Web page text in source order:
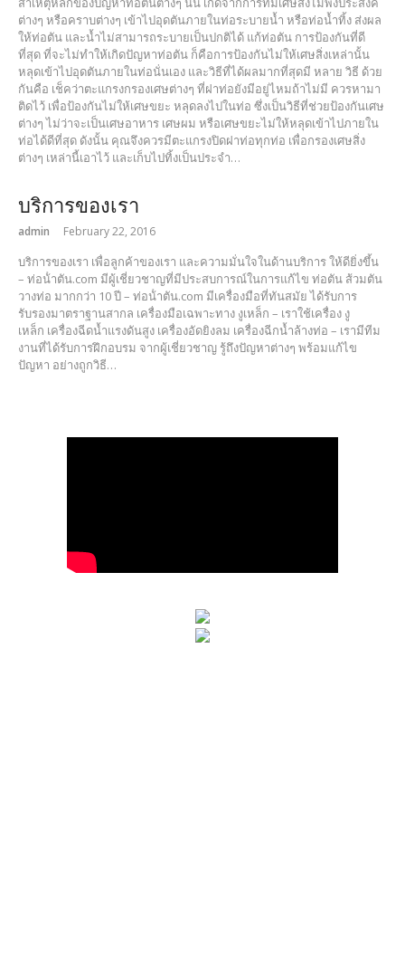
ต่างๆ หรือคราบต่างๆ เข้าไปอุดตันภายในท่อระบายน้ำ หรือท่อน้ำทิ้ง ส่งผล
ให้ท่อตัน และน้ำไม่สามารถระบายเป็นปกติได้ แก้ท่อตัน การป้องกันที่ดี
ที่สุด ที่จะไม่ทำให้เกิดปัญหาท่อตัน ก็คือการป้องกันไม่ให้เศษสิ่งเหล่านั้น
หลุดเข้าไปอุดตันภายในท่อนั่นเอง และวิธีที่ได้ผลมากที่สุดมี หลาย วิธี ด้วย
กันคือ เช็คว่าตะแกรงกรองเศษต่างๆ ที่ฝาท่อยังมีอยู่ไหมถ้าไม่มี ควรหามา
ติดไว้ เพื่อป้องกันไม่ให้เศษขยะ หลุดลงไปในท่อ ซึ่งเป็นวิธีที่ช่วยป้องกันเศษ
ต่างๆ ไม่ว่าจะเป็นเศษอาหาร เศษผม หรือเศษขยะไม่ให้หลุดเข้าไปภายใน
ท่อได้ดีที่สุด ดังนั้น คุณจึงควรมีตะแกรงปิดฝาท่อทุกท่อ เพื่อกรองเศษสิ่ง
ต่างๆ เหล่านี้เอาไว้ และเก็บไปทิ้งเป็นประจำ…
บริการของเรา
admin February 22, 2016
บริการของเรา เพื่อลูกค้าของเรา และความมั่นใจในด้านบริการ ให้ดียิ่งขึ้น
– ท่อน้ําตัน.com มีผู้เชี่ยวชาญที่มีประสบการณ์ในการแก้ไข ท่อตัน ส้วมตัน
วางท่อ มากกว่า 10 ปี – ท่อน้ําตัน.com มีเครื่องมือที่ทันสมัย ได้รับการ
รับรองมาตราฐานสากล เครื่องมือเฉพาะทาง งูเหล็ก – เราใช้เครื่อง งู
เหล็ก เครื่องฉีดน้ำแรงดันสูง เครื่องอัดยิงลม เครื่องฉีกน้ำล้างท่อ – เรามีทีม
งานที่ได้รับการฝึกอบรม จากผู้เชี่ยวชาญ รู้ถึงปัญหาต่างๆ พร้อมแก้ไข
ปัญหา อย่างถูกวิธี…